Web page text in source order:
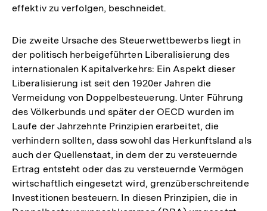
effektiv zu verfolgen, beschneidet.
Die zweite Ursache des Steuerwettbewerbs liegt in
der politisch herbeigeführten Liberalisierung des
internationalen Kapitalverkehrs: Ein Aspekt dieser
Liberalisierung ist seit den 1920er Jahren die
Vermeidung von Doppelbesteuerung. Unter Führung
des Völkerbunds und später der OECD wurden im
Laufe der Jahrzehnte Prinzipien erarbeitet, die
verhindern sollten, dass sowohl das Herkunftsland als
auch der Quellenstaat, in dem der zu versteuernde
Ertrag entsteht oder das zu versteuernde Vermögen
wirtschaftlich eingesetzt wird, grenzüberschreitende
Investitionen besteuern. In diesen Prinzipien, die in